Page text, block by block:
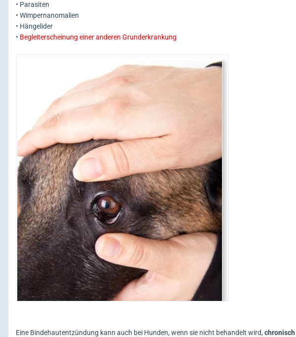
• Parasiten
• Wimpernanomalien
• Hängelider
• Begleiterscheinung einer anderen Grunderkrankung
Eine Bindehautentzündung kann auch bei Hunden, wenn sie nicht behandelt wird, chronisch